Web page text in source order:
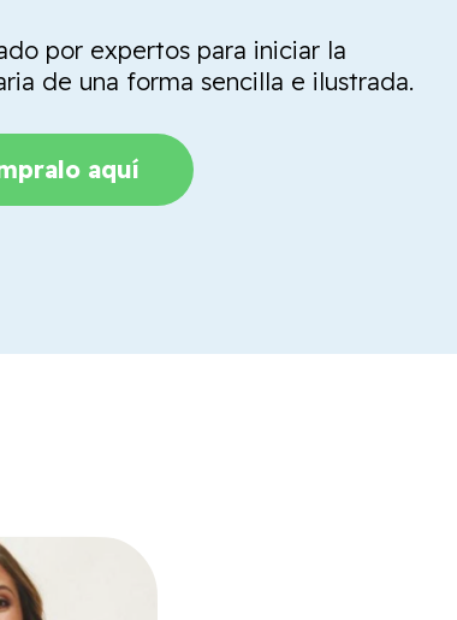
por expertos para iniciar la
de una forma sencilla e ilustrada.
aquí